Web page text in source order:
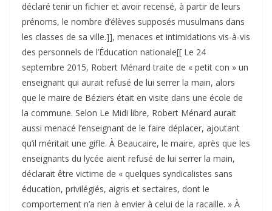
déclaré tenir un fichier et avoir recensé, à partir de leurs
prénoms, le nombre d’élèves supposés musulmans dans
les classes de sa ville.]], menaces et intimidations vis-à-vis
des personnels de l’Éducation nationale[[ Le 24
septembre 2015, Robert Ménard traite de « petit con » un
enseignant qui aurait refusé de lui serrer la main, alors
que le maire de Béziers était en visite dans une école de
la commune. Selon Le Midi libre, Robert Ménard aurait
aussi menacé l’enseignant de le faire déplacer, ajoutant
qu’il méritait une gifle. À Beaucaire, le maire, après que les
enseignants du lycée aient refusé de lui serrer la main,
déclarait être victime de « quelques syndicalistes sans
éducation, privilégiés, aigris et sectaires, dont le
comportement n’a rien à envier à celui de la racaille. » À